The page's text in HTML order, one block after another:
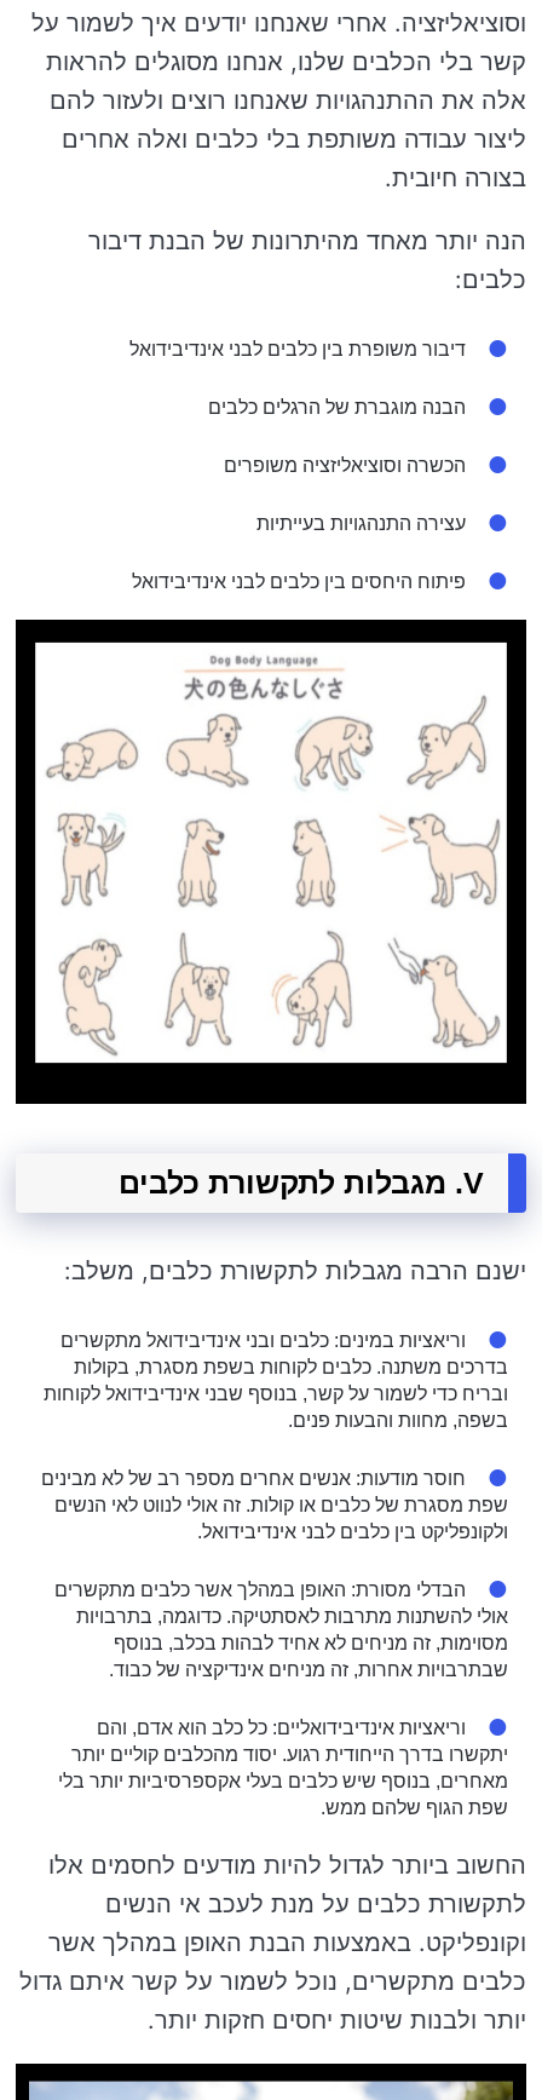
וסוציאליזציה. אחרי שאנחנו יודעים איך לשמור על
קשר בלי הכלבים שלנו, אנחנו מסוגלים להראות
אלה את ההתנהגויות שאנחנו רוצים ולעזור להם
ליצור עבודה משותפת בלי כלבים ואלה אחרים
בצורה חיובית.
הנה יותר מאחד מהיתרונות של הבנת דיבור
כלבים:
דיבור משופרת בין כלבים לבני אינדיבידואל
הבנה מוגברת של הרגלים כלבים
הכשרה וסוציאליזציה משופרים
עצירה התנהגויות בעייתיות
פיתוח היחסים בין כלבים לבני אינדיבידואל
V. מגבלות לתקשורת כלבים
ישנם הרבה מגבלות לתקשורת כלבים, משלב:
וריאציות במינים: כלבים ובני אינדיבידואל מתקשרים
בדרכים משתנה. כלבים לקוחות בשפת מסגרת, בקולות
ובריח כדי לשמור על קשר, בנוסף שבני אינדיבידואל לקוחות
בשפה, מחוות והבעות פנים.
חוסר מודעות: אנשים אחרים מספר רב של לא מבינים
שפת מסגרת של כלבים או קולות. זה אולי לנווט לאי הנשים
ולקונפליקט בין כלבים לבני אינדיבידואל.
הבדלי מסורת: האופן במהלך אשר כלבים מתקשרים
אולי להשתנות מתרבות לאסתטיקה. כדוגמה, בתרבויות
מסוימות, זה מניחים לא אחיד לבהות בכלב, בנוסף
שבתרבויות אחרות, זה מניחים אינדיקציה של כבוד.
וריאציות אינדיבידואליים: כל כלב הוא אדם, והם
יתקשרו בדרך הייחודית רגוע. יסוד מהכלבים קוליים יותר
מאחרים, בנוסף שיש כלבים בעלי אקספרסיביות יותר בלי
שפת הגוף שלהם ממש.
החשוב ביותר לגדול להיות מודעים לחסמים אלו
לתקשורת כלבים על מנת לעכב אי הנשים
וקונפליקט. באמצעות הבנת האופן במהלך אשר
כלבים מתקשרים, נוכל לשמור על קשר איתם גדול
יותר ולבנות שיטות יחסים חזקות יותר.